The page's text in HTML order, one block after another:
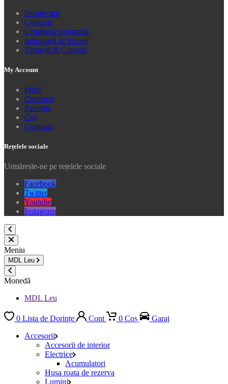
Despre noi
Contacte
Urmărește comanda
Informații de livrare
Termeni & Conditii
My Account
Profil
Comenzi
Favorite
Coș
Compara
Rețelele sociale
Urmărește-ne pe rețelele sociale
Facebook
Twitter
Youtube
Instagram
Meniu
MDL Leu
Monedă
MDL Leu
0 Lista de Dorințe Cont 0 Coș
Garaj
Accesorii
Accesorii de interior
Electrice
Acumulatori
Husa roata de rezerva
Lumini